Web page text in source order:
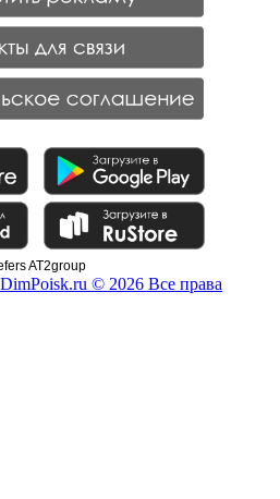
AT2group
© 2026 Все права